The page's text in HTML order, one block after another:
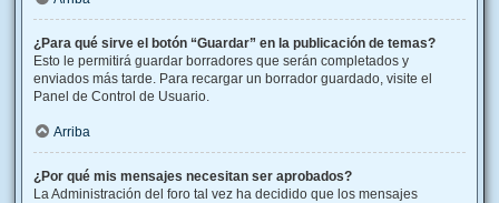
¿Para qué sirve el botón “Guardar” en la publicación de temas?
Esto le permitirá guardar borradores que serán completados y
enviados más tarde. Para recargar un borrador guardado, visite el
Panel de Control de Usuario.
Arriba
¿Por qué mis mensajes necesitan ser aprobados?
La Administración del foro tal vez ha decidido que los mensajes